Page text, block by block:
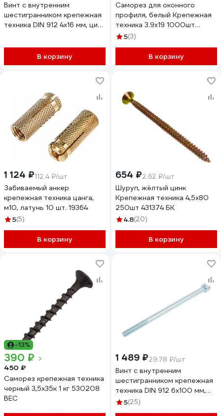
Винт с внутренним
шестигранником крепежная
техника DIN 912 4x16 мм, цинк
В корзину
Саморез для оконного
профиля, белый Крепежная
техника 3.9х19 1000шт
430806 БК
5(3)
В корзину
1 124 ₽112.4 ₽/шт
Забиваемый анкер
крепежная техника цанга,
м10, латунь 10 шт. 19364
5(5)
В корзину
654 ₽2.62 ₽/шт
Шуруп, жёлтый цинк
Крепежная техника 4,5х80
250шт 431374 БК
4.8(20)
В корзину
-13%
390 ₽
450 ₽
Саморез крепежная техника
черный 3,5х35к 1 кг 530208
ВЕС
1 489 ₽29.78 ₽/шт
Винт с внутренним
шестигранником крепежная
техника DIN 912 6x100 мм,
цинк, 50 шт. 700046 БК
5(25)